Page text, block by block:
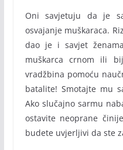
Oni savjetuju da je
osvajanje muškaraca.
dao je i savjet
muškarca crnom ili
vradžbina pomoću
batalite! Smotajte mu
Ako slučajno sarmu
ostavite neoprane
budete uvjerljivi da ste